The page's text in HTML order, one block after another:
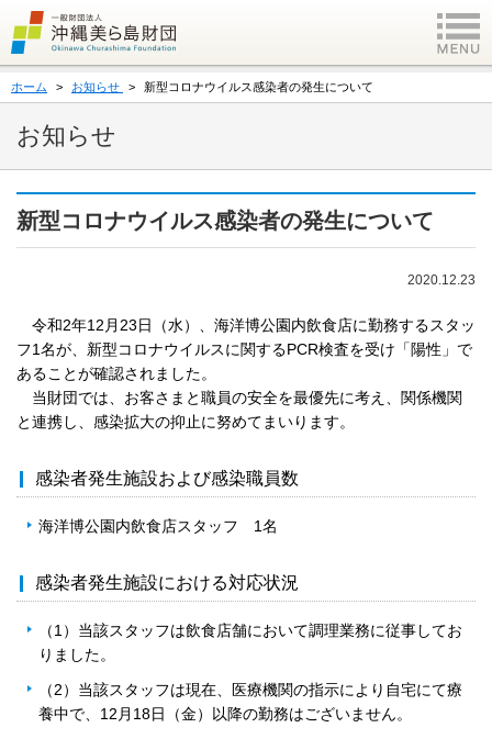
ホーム お知らせ 新型コロナウイルス感染者の発生について
お知らせ
新型コロナウイルス感染者の発生について
2020.12.23
令和2年12月23日（水）、海洋博公園内飲食店に勤務するスタッ
フ1名が、新型コロナウイルスに関するPCR検査を受け「陽性」で
あることが確認されました。
当財団では、お客さまと職員の安全を最優先に考え、関係機関
と連携し、感染拡大の抑止に努めてまいります。
感染者発生施設および感染職員数
海洋博公園内飲食店スタッフ 1名
感染者発生施設における対応状況
（1）当該スタッフは飲食店舗において調理業務に従事してお
りました。
（2）当該スタッフは現在、医療機関の指示により自宅にて療
養中で、12月18日（金）以降の勤務はございません。